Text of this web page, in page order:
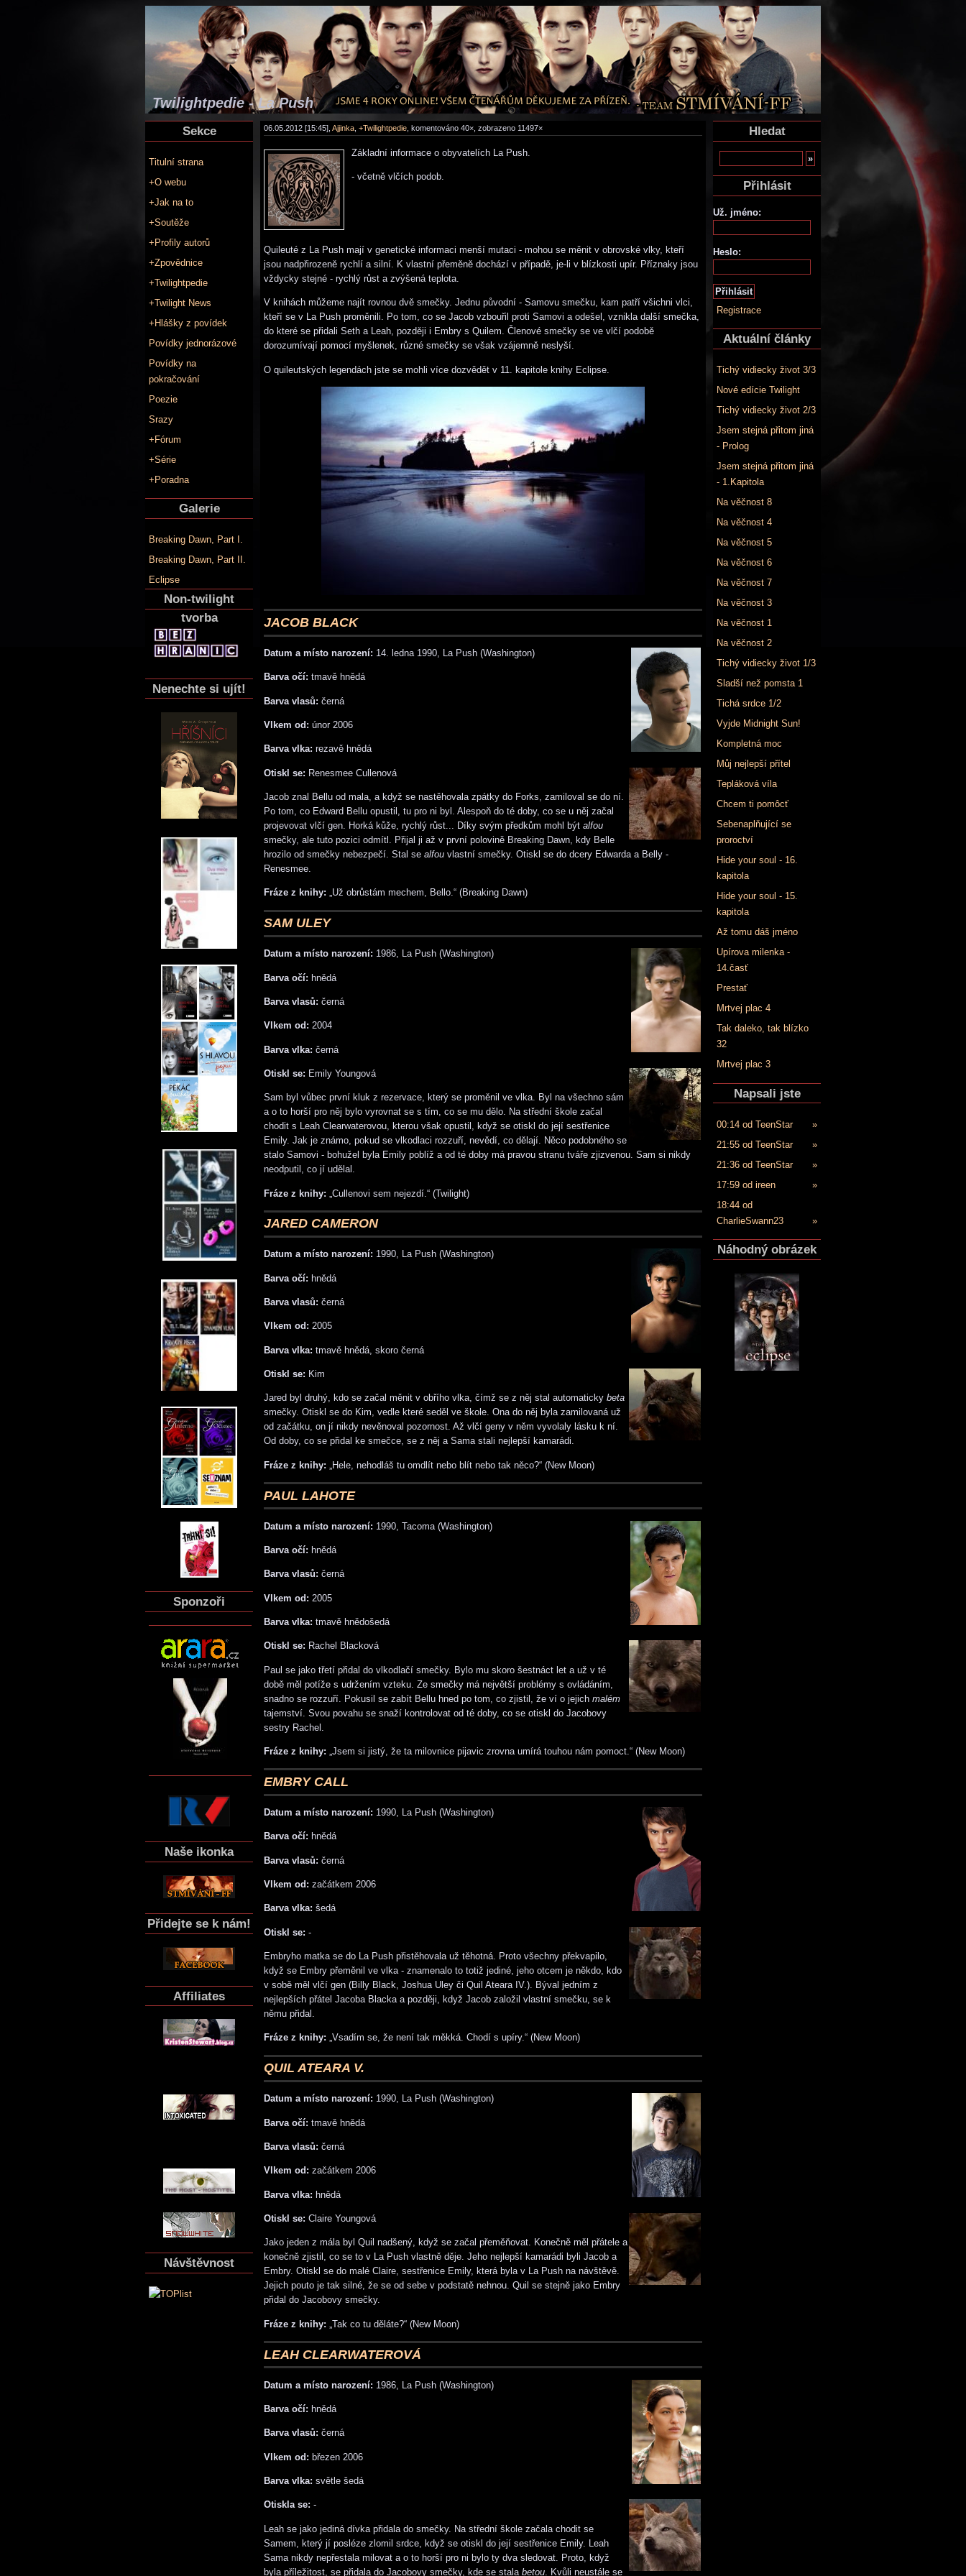
Twilightpedie - La Push
Sekce
Titulní strana
+O webu
+Jak na to
+Soutěže
+Profily autorů
+Zpovědnice
+Twilightpedie
+Twilight News
+Hlášky z povídek
Povídky jednorázové
Povídky na
pokračování
Poezie
Srazy
+Fórum
+Série
+Poradna
Galerie
Breaking Dawn, Part I.
Breaking Dawn, Part II.
Eclipse
Non-twilight
tvorba
Nenechte si ujít!
Sponzoři
Naše ikonka
Přidejte se k nám!
Affiliates
Návštěvnost
06.05.2012 [15:45], Ajjinka +Twilightpedie , komentováno 40×, zobrazeno 11497×
Základní informace o obyvatelích La Push.
- včetně vlčích podob.
Quileuté z La Push mají v genetické informaci menší mutaci - mohou se měnit v obrovské vlky, kteří
jsou nadpřirozeně rychlí a silní. K vlastní přeměně dochází v případě, je-li v blízkosti upír. Příznaky jsou
vždycky stejné - rychlý růst a zvýšená teplota.
V knihách můžeme najít rovnou dvě smečky. Jednu původní - Samovu smečku, kam patří všichni vlci,
kteří se v La Push proměnili. Po tom, co se Jacob vzbouřil proti Samovi a odešel, vznikla další smečka,
do které se přidali Seth a Leah, později i Embry s Quilem. Členové smečky se ve vlčí podobě
dorozumívají pomocí myšlenek, různé smečky se však vzájemně neslyší.
O quileutských legendách jste se mohli více dozvědět v 11. kapitole knihy Eclipse.
JACOB BLACK
Datum a místo narození: 14. ledna 1990, La Push (Washington)
Barva očí: tmavě hnědá
Barva vlasů: černá
Vlkem od: únor 2006
Barva vlka: rezavě hnědá
Otiskl se: Renesmee Cullenová
Jacob znal Bellu od mala, a když se nastěhovala zpátky do Forks, zamiloval se do ní.
Po tom, co Edward Bellu opustil, tu pro ni byl. Alespoň do té doby, co se u něj začal
projevovat vlčí gen. Horká kůže, rychlý růst... Díky svým předkům mohl být alfou
smečky, ale tuto pozici odmítl. Přijal ji až v první polovině Breaking Dawn, kdy Belle
hrozilo od smečky nebezpečí. Stal se alfou vlastní smečky. Otiskl se do dcery Edwarda a Belly -
Renesmee.
Fráze z knihy: „Už obrůstám mechem, Bello.“ (Breaking Dawn)
SAM ULEY
Datum a místo narození: 1986, La Push (Washington)
Barva očí: hnědá
Barva vlasů: černá
Vlkem od: 2004
Barva vlka: černá
Otiskl se: Emily Youngová
Sam byl vůbec první kluk z rezervace, který se proměnil ve vlka. Byl na všechno sám
a o to horší pro něj bylo vyrovnat se s tím, co se mu dělo. Na střední škole začal
chodit s Leah Clearwaterovou, kterou však opustil, když se otiskl do její sestřenice
Emily. Jak je známo, pokud se vlkodlaci rozzuří, nevědí, co dělají. Něco podobného se
stalo Samovi - bohužel byla Emily poblíž a od té doby má pravou stranu tváře zjizvenou. Sam si nikdy
neodputil, co jí udělal.
Fráze z knihy: „Cullenovi sem nejezdí.“ (Twilight)
JARED CAMERON
Datum a místo narození: 1990, La Push (Washington)
Barva očí: hnědá
Barva vlasů: černá
Vlkem od: 2005
Barva vlka: tmavě hnědá, skoro černá
Otiskl se: Kim
Jared byl druhý, kdo se začal měnit v obřího vlka, čímž se z něj stal automaticky beta
smečky. Otiskl se do Kim, vedle které seděl ve škole. Ona do něj byla zamilovaná už
od začátku, on jí nikdy nevěnoval pozornost. Až vlčí geny v něm vyvolaly lásku k ní.
Od doby, co se přidal ke smečce, se z něj a Sama stali nejlepší kamarádi.
Fráze z knihy: „Hele, nehodláš tu omdlít nebo blít nebo tak něco?“ (New Moon)
PAUL LAHOTE
Datum a místo narození: 1990, Tacoma (Washington)
Barva očí: hnědá
Barva vlasů: černá
Vlkem od: 2005
Barva vlka: tmavě hnědošedá
Otiskl se: Rachel Blacková
Paul se jako třetí přidal do vlkodlačí smečky. Bylo mu skoro šestnáct let a už v té
době měl potíže s udržením vzteku. Ze smečky má největší problémy s ovládáním,
snadno se rozzuří. Pokusil se zabít Bellu hned po tom, co zjistil, že ví o jejich malém
tajemství. Svou povahu se snaží kontrolovat od té doby, co se otiskl do Jacobovy
sestry Rachel.
Fráze z knihy: „Jsem si jistý, že ta milovnice pijavic zrovna umírá touhou nám pomoct.“ (New Moon)
EMBRY CALL
Datum a místo narození: 1990, La Push (Washington)
Barva očí: hnědá
Barva vlasů: černá
Vlkem od: začátkem 2006
Barva vlka: šedá
Otiskl se: -
Embryho matka se do La Push přistěhovala už těhotná. Proto všechny překvapilo,
když se Embry přeměnil ve vlka - znamenalo to totiž jediné, jeho otcem je někdo, kdo
v sobě měl vlčí gen (Billy Black, Joshua Uley či Quil Ateara IV.). Býval jedním z
nejlepších přátel Jacoba Blacka a později, když Jacob založil vlastní smečku, se k
němu přidal.
Fráze z knihy: „Vsadím se, že není tak měkká. Chodí s upíry.“ (New Moon)
QUIL ATEARA V.
Datum a místo narození: 1990, La Push (Washington)
Barva očí: tmavě hnědá
Barva vlasů: černá
Vlkem od: začátkem 2006
Barva vlka: hnědá
Otiskl se: Claire Youngová
Jako jeden z mála byl Quil nadšený, když se začal přeměňovat. Konečně měl přátele a
konečně zjistil, co se to v La Push vlastně děje. Jeho nejlepší kamarádi byli Jacob a
Embry. Otiskl se do malé Claire, sestřenice Emily, která byla v La Push na návštěvě.
Jejich pouto je tak silné, že se od sebe v podstatě nehnou. Quil se stejně jako Embry
přidal do Jacobovy smečky.
Fráze z knihy: „Tak co tu děláte?“ (New Moon)
LEAH CLEARWATEROVÁ
Datum a místo narození: 1986, La Push (Washington)
Barva očí: hnědá
Barva vlasů: černá
Vlkem od: březen 2006
Barva vlka: světle šedá
Otiskla se: -
Leah se jako jediná dívka přidala do smečky. Na střední škole začala chodit se
Samem, který jí posléze zlomil srdce, když se otiskl do její sestřenice Emily. Leah
Sama nikdy nepřestala milovat a o to horší pro ni bylo ty dva sledovat. Proto, když
byla příležitost, se přidala do Jacobovy smečky, kde se stala betou . Kvůli neustále se
Hledat
Přihlásit
Už. jméno:
Heslo:
Registrace
Aktuální články
Tichý vidiecky život 3/3
Nové edície Twilight
Tichý vidiecky život 2/3
Jsem stejná přitom jiná
- Prolog
Jsem stejná přitom jiná
- 1.Kapitola
Na věčnost 8
Na věčnost 4
Na věčnost 5
Na věčnost 6
Na věčnost 7
Na věčnost 3
Na věčnost 1
Na věčnost 2
Tichý vidiecky život 1/3
Sladší než pomsta 1
Tichá srdce 1/2
Vyjde Midnight Sun!
Kompletná moc
Můj nejlepší přítel
Tepláková víla
Chcem ti pomôcť
Sebenaplňující se
proroctví
Hide your soul - 16.
kapitola
Hide your soul - 15.
kapitola
Až tomu dáš jméno
Upírova milenka -
14.časť
Prestať
Mrtvej plac 4
Tak daleko, tak blízko
32
Mrtvej plac 3
Napsali jste
00:14 od TeenStar
»
21:55 od TeenStar
»
21:36 od TeenStar
»
17:59 od ireen
»
18:44 od
CharlieSwann23
»
Náhodný obrázek